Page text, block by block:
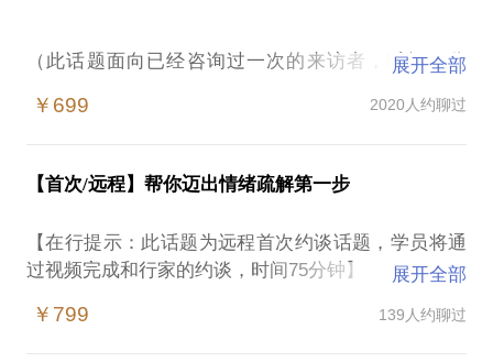
心智状态的持续发展。如何让一个人对生命产生热
情、发展出有价值且安全的关系、保持健康的好奇心
的理解中就是这样的历程。咨询师陪你一起走一段唤
醒内在活力与特质的路，一起观察你内心隐秘的运行
本的热情与力量，那属于我们每个人独有的永恒少
虽然一次沟通很有限，但我真诚的希望协助你从另一
虑情绪的起点，也希望帮你在现实的道路上再前进一
商科背景、管理学硕士学历，曾就职于正和岛（中国
最大的企业家社交平台）和香港某投资机构（由阿里
巴巴最早的投资人创立），处理过大量成功案例，为
众多知名的企业家和创业者提供过服务和咨询支持。
作等时，你就可以找个心理咨询师聊聊了。
其实呢，每个人都需要个心理咨询师，这是中国未来
过3000小时。至今仍保持着每周一次的个案督导和个
人分析、体验的经历。
PS 心理咨询是一个长期的过程，一次沟通很难解决
节利弊想上好几遍，但仍很难做出最后的决定，因为
我们往往忽略了，有些问题从提出的角度是很难被回
识和潜意识对选择的推动比率是8%和92%，前者是正
确地推理和判断，后者只表现为一种持续的或者说惯
性动力或冲动。当我们遇到信心突然崩塌以及自我评
价极端负面的时候，拨丝抽茧的开始往往是抓住头绪
（此话题面向已经咨询过一次的来访者，时间50分
理、调整，都是一个循序渐进的过程。我深知这个过
程的不易，更需要我们沉下心来捋清自己的负面感
对于那些一直都对自己有着期待，并且愿意付诸尝试
的很多人，我愿意用我的时间和专业，为你们在这个
展开全部
￥699 2020人约聊过
【首次/远程】帮你迈出情绪疏解第一步
【在行提示：此话题为远程首次约谈话题，学员将通
过视频完成和行家的约谈，时间75分钟】
现代社会里，负面情绪很容易使人内心脆弱、情绪失
展开全部
￥799 139人约聊过